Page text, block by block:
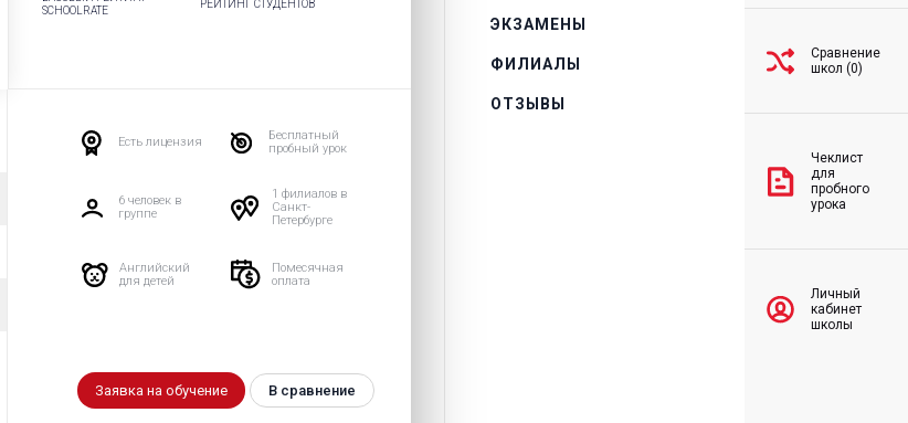
SCHOOLRATE
РЕЙТИНГ СТУДЕНТОВ
Есть лицензия
Бесплатный
пробный урок
6 человек в
группе
1 филиалов в
Санкт-
Петербурге
Английский
для детей
Помесячная
оплата
Заявка на обучение В сравнение
ЭКЗАМЕНЫ
ФИЛИАЛЫ
ОТЗЫВЫ
Сравнение
школ (0)
Чеклист
для
пробного
урока
Личный
кабинет
школы